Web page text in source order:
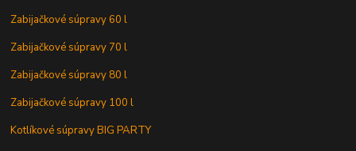
Zabijačkové súpravy 60 l
Zabijačkové súpravy 70 l
Zabijačkové súpravy 80 l
Zabijačkové súpravy 100 l
Kotlíkové súpravy BIG PARTY